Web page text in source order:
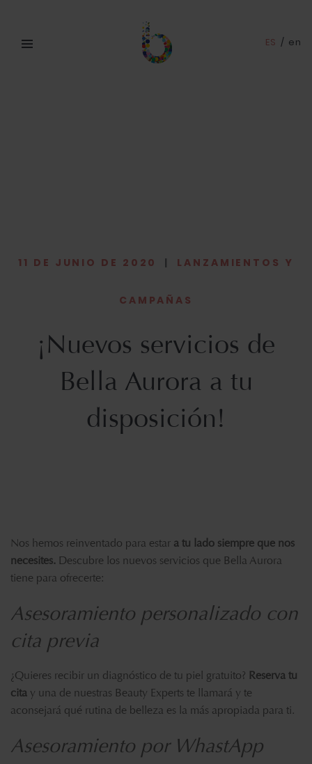
ES / en
11 DE JUNIO DE 2020 | LANZAMIENTOS Y
CAMPAÑAS
¡Nuevos servicios de
Bella Aurora a tu
disposición!
Nos hemos reinventado para estar a tu lado siempre que nos
necesites. Descubre los nuevos servicios que Bella Aurora
tiene para ofrecerte:
Asesoramiento personalizado con
cita previa
¿Quieres recibir un diagnóstico de tu piel gratuito? Reserva tu
cita y una de nuestras Beauty Experts te llamará y te
aconsejará qué rutina de belleza es la más apropiada para ti.
Asesoramiento por WhastApp